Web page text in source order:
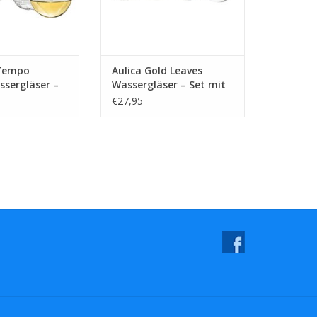
–
Aulica Gold Leaves
Wassergläser – Set mit
4 Stück
€27,95